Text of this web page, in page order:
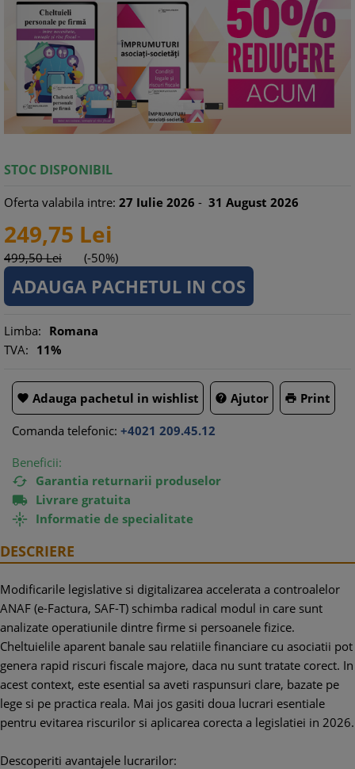
STOC DISPONIBIL
499,50Lei (-50%)
249,75 Lei
Oferta valabila intre: 27 Iulie 2026 - 31 August 2026
Limba: Romana
TVA: 11%
 Adauga pachetul in wishlist  Ajutor  Print
Comanda telefonic: +4021 209.45.12
Beneficii:
 Garantia returnarii produselor
 Livrare gratuita
 Informatie de specialitate
DESCRIERE
Modificarile legislative si digitalizarea accelerata a controalelor
ANAF (e-Factura, SAF-T) schimba radical modul in care sunt
analizate operatiunile dintre firme si persoanele fizice.
Cheltuielile aparent banale sau relatiile financiare cu asociatii pot
genera rapid riscuri fiscale majore, daca nu sunt tratate corect. In
acest context, este esential sa aveti raspunsuri clare, bazate pe
lege si pe practica reala. Mai jos gasiti doua lucrari esentiale
pentru evitarea riscurilor si aplicarea corecta a legislatiei in 2026.
Descoperiti avantajele lucrarilor: